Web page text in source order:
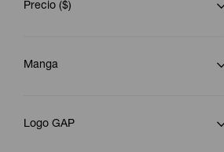
Precio ($)
Manga
Logo GAP